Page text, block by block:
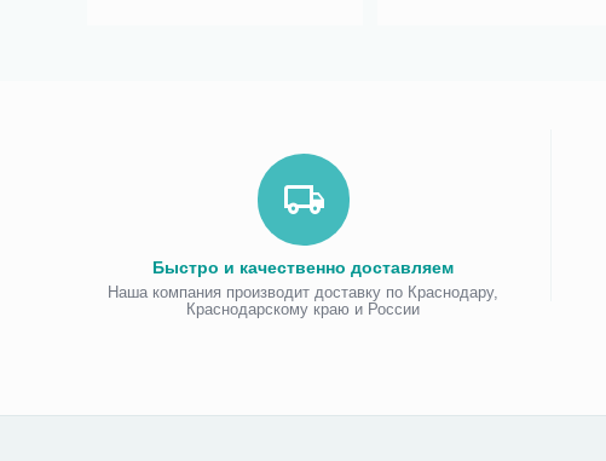
Быстро и качественно доставляем
Наша компания производит доставку по Краснодару,
Краснодарскому краю и России